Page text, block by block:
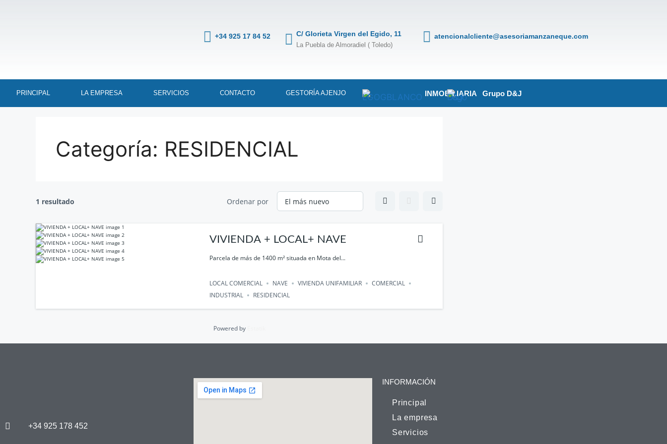
+34 925 17 84 52 C/ Glorieta Virgen del Egido, 11
La Puebla de Almoradiel ( Toledo)
atencionalcliente@asesoriamanzaneque.com
PRINCIPAL LA EMPRESA SERVICIOS CONTACTO GESTORÍA AJENJO INMOBILIARIA Grupo D&J
Categoría: RESIDENCIAL
1 resultado Ordenar por
VIVIENDA + LOCAL+ NAVE
Parcela de más de 1400 m² situada en Mota del...
LOCAL COMERCIAL NAVE VIVIENDA UNIFAMILIAR
COMERCIAL
INDUSTRIAL
RESIDENCIAL
Powered by
+34 925 178 452
INFORMACIÓN
Principal
La empresa
Servicios